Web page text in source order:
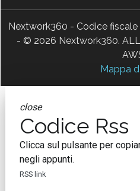
Nextwork360 - Codice
- © 2026 Nextwork360. ALL
Mappa
close
Codice Rss
Clicca sul pulsante per
negli appunti.
RSS link